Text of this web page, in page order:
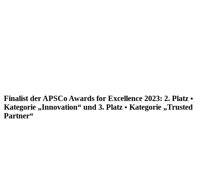
Finalist der APSCo Awards for Excellence 2023: 2. Platz •
Kategorie „Innovation“ und 3. Platz • Kategorie „Trusted
Partner“